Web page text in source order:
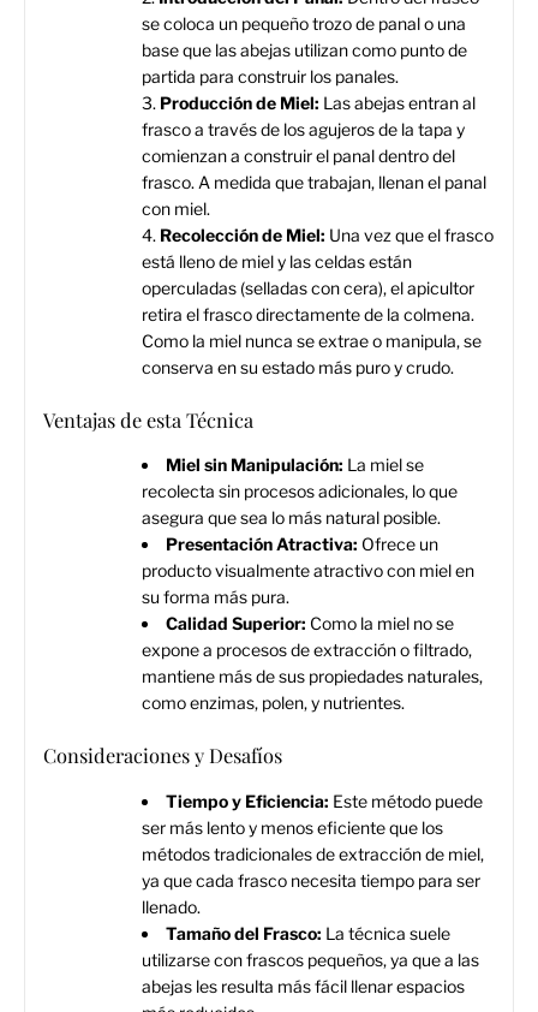
se coloca un pequeño trozo de panal o una
base que las abejas utilizan como punto de
partida para construir los panales.
Producción de Miel: Las abejas entran al
frasco a través de los agujeros de la tapa y
comienzan a construir el panal dentro del
frasco. A medida que trabajan, llenan el panal
con miel.
Recolección de Miel: Una vez que el frasco
está lleno de miel y las celdas están
operculadas (selladas con cera), el apicultor
retira el frasco directamente de la colmena.
Como la miel nunca se extrae o manipula, se
conserva en su estado más puro y crudo.
Ventajas de esta Técnica
Miel sin Manipulación: La miel se
recolecta sin procesos adicionales, lo que
asegura que sea lo más natural posible.
Presentación Atractiva: Ofrece un
producto visualmente atractivo con miel en
su forma más pura.
Calidad Superior: Como la miel no se
expone a procesos de extracción o filtrado,
mantiene más de sus propiedades naturales,
como enzimas, polen, y nutrientes.
Consideraciones y Desafíos
Tiempo y Eficiencia: Este método puede
ser más lento y menos eficiente que los
métodos tradicionales de extracción de miel,
ya que cada frasco necesita tiempo para ser
llenado.
Tamaño del Frasco: La técnica suele
utilizarse con frascos pequeños, ya que a las
abejas les resulta más fácil llenar espacios